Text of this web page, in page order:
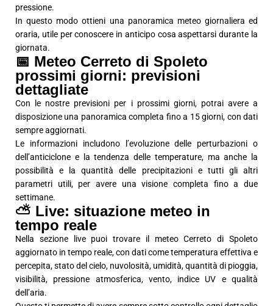
pressione.
In questo modo ottieni una panoramica meteo giornaliera ed
oraria, utile per conoscere in anticipo cosa aspettarsi durante la
giornata.
📅 Meteo Cerreto di Spoleto
prossimi giorni: previsioni
dettagliate
Con le nostre previsioni per i prossimi giorni, potrai avere a
disposizione una panoramica completa fino a 15 giorni, con dati
sempre aggiornati.
Le informazioni includono l’evoluzione delle perturbazioni o
dell’anticiclone e la tendenza delle temperature, ma anche la
possibilità e la quantità delle precipitazioni e tutti gli altri
parametri utili, per avere una visione completa fino a due
settimane.
⛅ Live: situazione meteo in
tempo reale
Nella sezione live puoi trovare il meteo Cerreto di Spoleto
aggiornato in tempo reale, con dati come temperatura effettiva e
percepita, stato del cielo, nuvolosità, umidità, quantità di pioggia,
visibilità, pressione atmosferica, vento, indice UV e qualità
dell’aria.